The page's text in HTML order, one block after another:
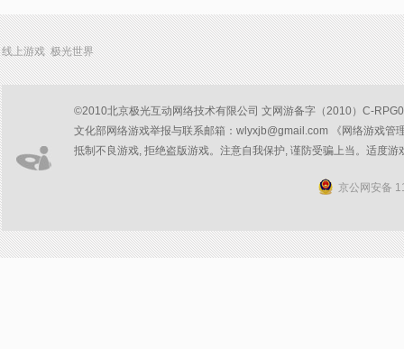
线上游戏 极光世界
©2010北京极光互动网络技术有限公司 文网游备字（2010）C-
文化部网络游戏举报与联系邮箱：wlyxjb@gmail.com 《网络游戏管
抵制不良游戏, 拒绝盗版游戏。注意自我保护, 谨防受骗上当。适度
京公网安备